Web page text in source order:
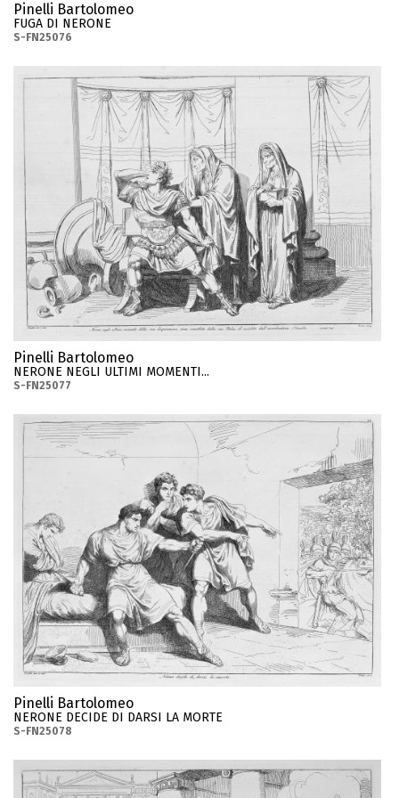
Pinelli Bartolomeo
FUGA DI NERONE
S-FN25076
Pinelli Bartolomeo
NERONE NEGLI ULTIMI MOMENTI...
S-FN25077
Pinelli Bartolomeo
NERONE DECIDE DI DARSI LA MORTE
S-FN25078